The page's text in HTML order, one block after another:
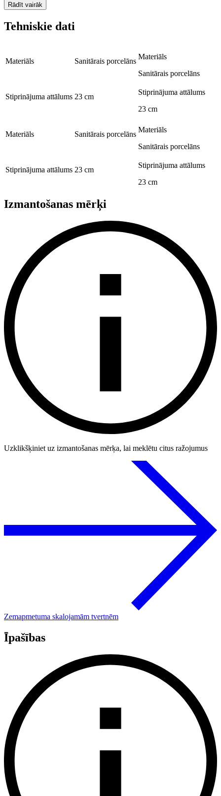
Rādīt vairāk
Tehniskie dati
Materiāls Sanitārais porcelāns
Materiāls
Sanitārais porcelāns
Stiprinājuma attālums 23 cm
Stiprinājuma attālums
23 cm
Materiāls Sanitārais porcelāns
Materiāls
Sanitārais porcelāns
Stiprinājuma attālums 23 cm
Stiprinājuma attālums
23 cm
Izmantošanas mērķi
Uzklikšķiniet uz izmantošanas mērķa, lai meklētu citus ražojumus
Zemapmetuma skalojamām tvertnēm
Īpašības